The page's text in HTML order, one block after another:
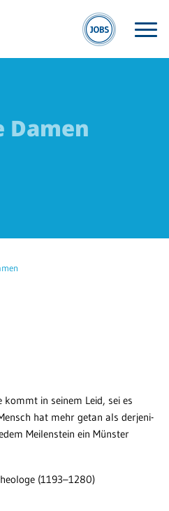
Damen
kommt in seinem Leid, sei es
hat mehr getan als derjeni­
Meilenstein ein Münster
(1193–1280)